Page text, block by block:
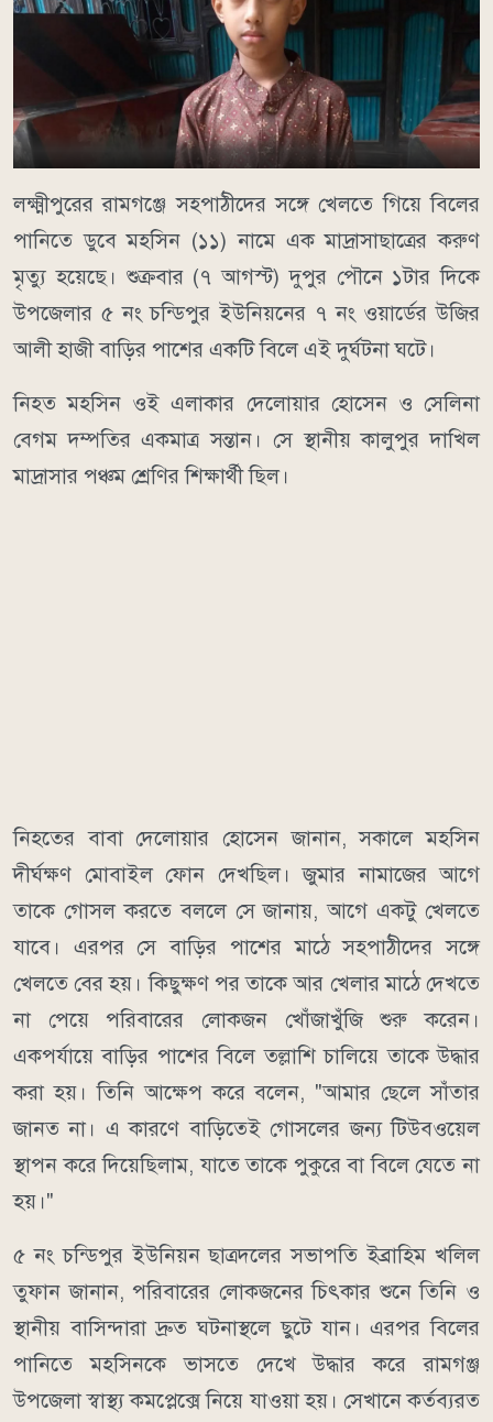
লক্ষ্মীপুরের রামগঞ্জে সহপাঠীদের সঙ্গে খেলতে গিয়ে বিলের
পানিতে ডুবে মহসিন (১১) নামে এক মাদ্রাসাছাত্রের করুণ
মৃত্যু হয়েছে। শুক্রবার (৭ আগস্ট) দুপুর পৌনে ১টার দিকে
উপজেলার ৫ নং চন্ডিপুর ইউনিয়নের ৭ নং ওয়ার্ডের উজির
আলী হাজী বাড়ির পাশের একটি বিলে এই দুর্ঘটনা ঘটে।
নিহত মহসিন ওই এলাকার দেলোয়ার হোসেন ও সেলিনা
বেগম দম্পতির একমাত্র সন্তান। সে স্থানীয় কালুপুর দাখিল
মাদ্রাসার পঞ্চম শ্রেণির শিক্ষার্থী ছিল।
নিহতের বাবা দেলোয়ার হোসেন জানান, সকালে মহসিন
দীর্ঘক্ষণ মোবাইল ফোন দেখছিল। জুমার নামাজের আগে
তাকে গোসল করতে বললে সে জানায়, আগে একটু খেলতে
যাবে। এরপর সে বাড়ির পাশের মাঠে সহপাঠীদের সঙ্গে
খেলতে বের হয়। কিছুক্ষণ পর তাকে আর খেলার মাঠে দেখতে
না পেয়ে পরিবারের লোকজন খোঁজাখুঁজি শুরু করেন।
একপর্যায়ে বাড়ির পাশের বিলে তল্লাশি চালিয়ে তাকে উদ্ধার
করা হয়। তিনি আক্ষেপ করে বলেন, "আমার ছেলে সাঁতার
জানত না। এ কারণে বাড়িতেই গোসলের জন্য টিউবওয়েল
স্থাপন করে দিয়েছিলাম, যাতে তাকে পুকুরে বা বিলে যেতে না
হয়।"
৫ নং চন্ডিপুর ইউনিয়ন ছাত্রদলের সভাপতি ইব্রাহিম খলিল
তুফান জানান, পরিবারের লোকজনের চিৎকার শুনে তিনি ও
স্থানীয় বাসিন্দারা দ্রুত ঘটনাস্থলে ছুটে যান। এরপর বিলের
পানিতে মহসিনকে ভাসতে দেখে উদ্ধার করে রামগঞ্জ
উপজেলা স্বাস্থ্য কমপ্লেক্সে নিয়ে যাওয়া হয়। সেখানে কর্তব্যরত